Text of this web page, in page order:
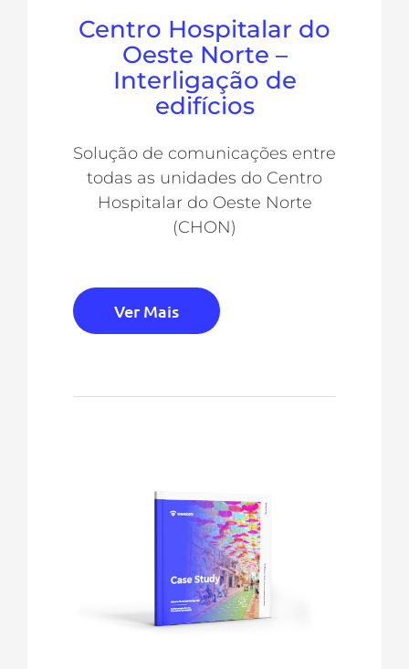
Centro Hospitalar do
Oeste Norte –
Interligação de
edifícios
Solução de comunicações entre
todas as unidades do Centro
Hospitalar do Oeste Norte
(CHON)
Ver Mais